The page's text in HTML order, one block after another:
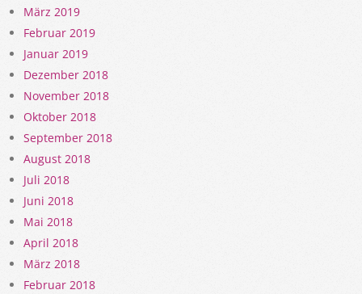
März 2019
Februar 2019
Januar 2019
Dezember 2018
November 2018
Oktober 2018
September 2018
August 2018
Juli 2018
Juni 2018
Mai 2018
April 2018
März 2018
Februar 2018